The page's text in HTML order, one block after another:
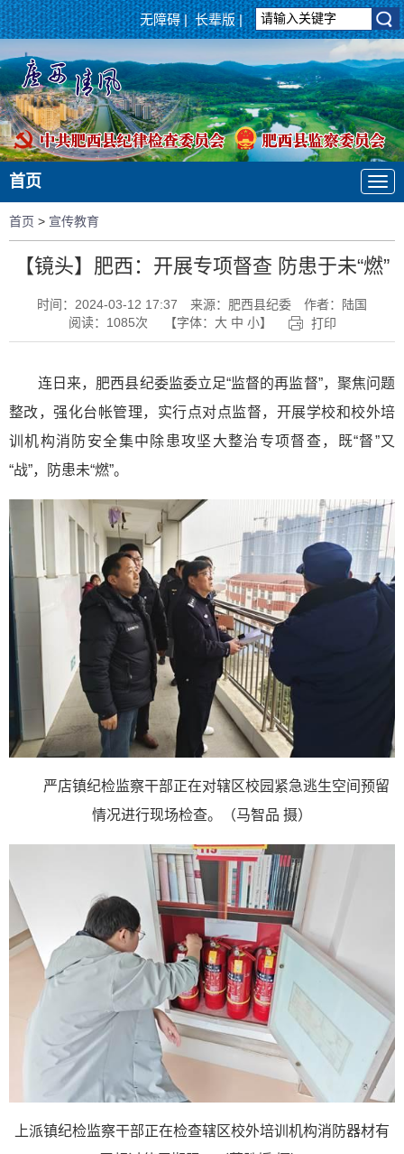
无障碍|长辈版|
首页
首页 > 宣传教育
【镜头】肥西：开展专项督查 防患于未“燃”
时间：2024-03-12 17:37 来源：肥西县纪委
作者：陆国
阅读： 1085次 【字体： 大 中 小】 打印
连日来，肥西县纪委监委立足“监督的再监督”，聚焦问题
整改，强化台帐管理，实行点对点监督，开展学校和校外培
训机构消防安全集中除患攻坚大整治专项督查，既“督”又
“战”，防患未“燃”。
严店镇纪检监察干部正在对辖区校园紧急逃生空间预留
情况进行现场检查。（马智品 摄）
上派镇纪检监察干部正在检查辖区校外培训机构消防器材有